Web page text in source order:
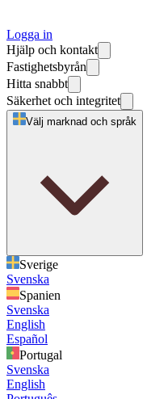
Logga in
Hjälp och kontakt
Fastighetsbyrån
Hitta snabbt
Säkerhet och integritet
Välj marknad och språk
Sverige
Svenska
Spanien
Svenska
English
Español
Portugal
Svenska
English